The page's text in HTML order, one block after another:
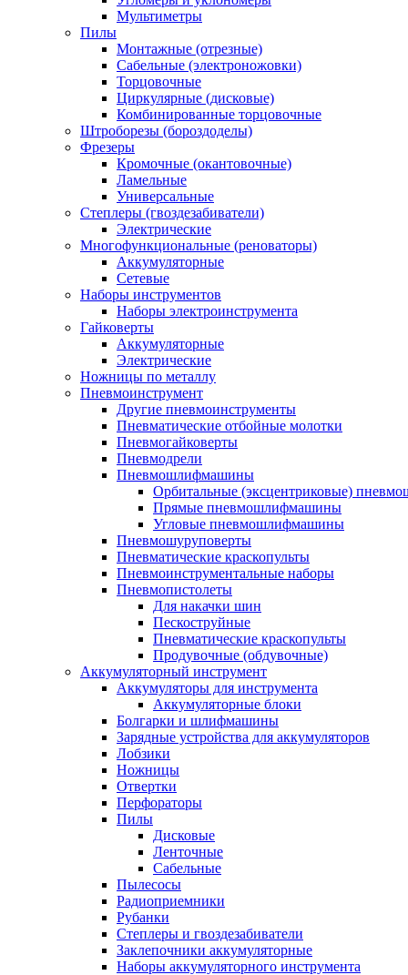
Мультиметры
Пилы
Монтажные (отрезные)
Сабельные (электроножовки)
Торцовочные
Циркулярные (дисковые)
Комбинированные торцовочные
Штроборезы (бороздоделы)
Фрезеры
Кромочные (окантовочные)
Ламельные
Универсальные
Степлеры (гвоздезабиватели)
Электрические
Многофункциональные (реноваторы)
Аккумуляторные
Сетевые
Наборы инструментов
Наборы электроинструмента
Гайковерты
Аккумуляторные
Электрические
Ножницы по металлу
Пневмоинструмент
Другие пневмоинструменты
Пневматические отбойные молотки
Пневмогайковерты
Пневмодрели
Пневмошлифмашины
Орбитальные (эксцентриковые)
Прямые пневмошлифмашины
Угловые пневмошлифмашины
Пневмошуруповерты
Пневматические краскопульты
Пневмоинструментальные наборы
Пневмопистолеты
Для накачки шин
Пескоструйные
Пневматические краскопульты
Продувочные (обдувочные)
Аккумуляторный инструмент
Аккумуляторы для инструмента
Аккумуляторные блоки
Болгарки и шлифмашины
Зарядные устройства для аккумуляторов
Лобзики
Ножницы
Отвертки
Перфораторы
Пилы
Дисковые
Ленточные
Сабельные
Пылесосы
Радиоприемники
Рубанки
Степлеры и гвоздезабиватели
Заклепочники аккумуляторные
Наборы аккумуляторного инструмента